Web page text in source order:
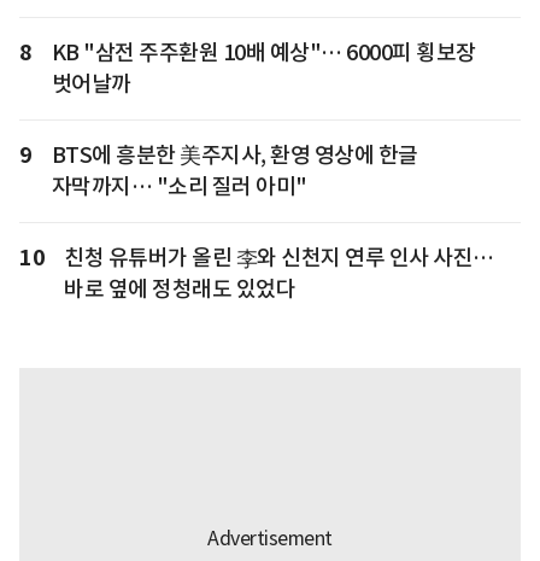
8
KB "삼전 주주환원 10배 예상"… 6000피 횡보장
벗어날까
9
BTS에 흥분한 美주지사, 환영 영상에 한글
자막까지… "소리 질러 아미"
10
친청 유튜버가 올린 李와 신천지 연루 인사 사진…
바로 옆에 정청래도 있었다